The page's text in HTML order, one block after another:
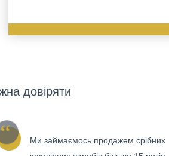
довіряти
Ми займаємось продажем срібних